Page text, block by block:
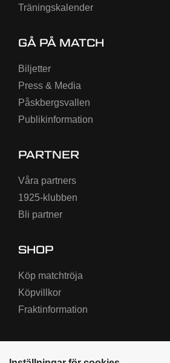
Träningskalender
GÅ PÅ MATCH
Biljetter
Press & Media
Påskbergsvallen
Publikinformation
PARTNER
Våra partners
1925-klubben
Bli partner
SHOP
Köp matchtröja
Köpvillkor
Fraktinformation